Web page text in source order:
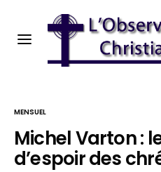
MENSUEL
Michel Varton :
d’espoir des